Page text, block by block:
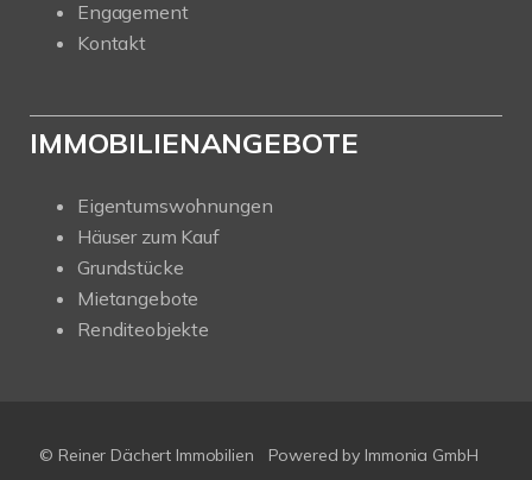
Engagement
Kontakt
IMMOBILIENANGEBOTE
Eigentumswohnungen
Häuser zum Kauf
Grundstücke
Mietangebote
Renditeobjekte
© Reiner Dächert Immobilien Powered by Immonia GmbH